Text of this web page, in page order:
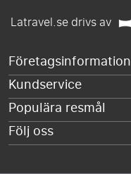
Latravel.se drivs av
Företagsinformation
Kundservice
Populära resmål
Följ oss